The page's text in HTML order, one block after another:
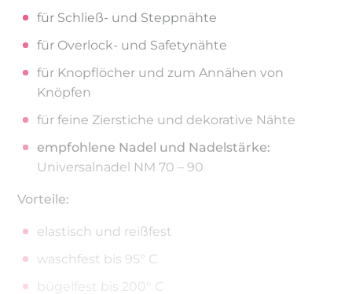
für Schließ- und Steppnähte
für Overlock- und Safetynähte
für Knopflöcher und zum Annähen von
Knöpfen
für feine Zierstiche und dekorative Nähte
empfohlene Nadel und Nadelstärke:
Universalnadel NM 70 – 90
Vorteile:
elastisch und reißfest
waschfest bis 95° C
bügelfest bis 200° C